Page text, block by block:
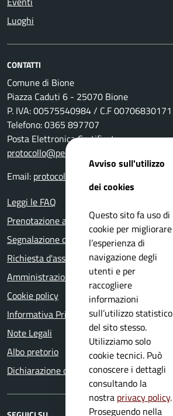
Luoghi
CONTATTI
Comune di Bione
Piazza Caduti 6 - 25070 Bione
P. IVA: 00575540984 / C.F 00706830171
Telefono: 0365 897707
Posta Elettronica Certificata:
protocollo@pec.comune.bione.bs.it
Email: protocollo@comune.bione.bs.it
Leggi le FAQ
Prenotazione appuntamento
Segnalazione disservizio
Richiesta d'assistenza
Amministrazione trasparente
Cookie policy
Informativa Privacy
Note Legali
Albo pretorio
Dichiarazione di accessibilità
Avviso sull'utilizzo
dei cookies
Questo sito fa uso di
cookie per migliorare
l’esperienza di
navigazione degli
utenti e per
raccogliere
informazioni
sull’utilizzo statistico
del sito stesso.
Utilizziamo solo
cookie tecnici. Può
conoscere i dettagli
consultando la
nostra privacy policy.
Proseguendo nella